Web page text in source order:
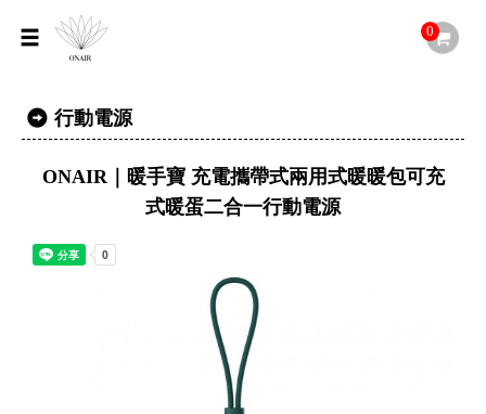
0
行動電源
ONAIR｜暖手寶 充電攜帶式兩用式暖暖包可充
式暖蛋二合一行動電源